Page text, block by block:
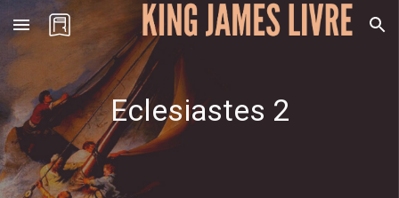
Skip to main content Skip to navigation
Eclesiastes 2